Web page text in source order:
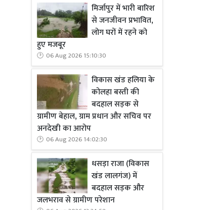
मिर्जापुर में भारी बारिश
से जनजीवन प्रभावित,
लोग घरों में रहने को
हुए मजबूर
06 Aug 2026 15:10:30
विकास खंड हलिया के
कोलहा बस्ती की
बदहाल सड़क से
ग्रामीण बेहाल, ग्राम प्रधान और सचिव पर
अनदेखी का आरोप
06 Aug 2026 14:02:30
धसड़ा राजा (विकास
खंड लालगंज) में
बदहाल सड़क और
जलभराव से ग्रामीण परेशान